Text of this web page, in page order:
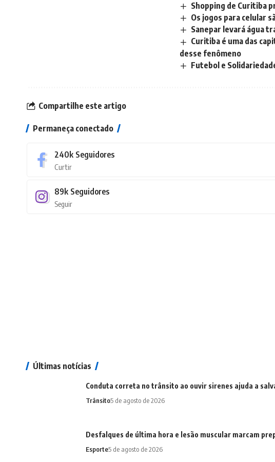
Shopping de Curitiba
Os jogos para celular
Sanepar levará água
Curitiba é uma das
desse fenômeno
Futebol e
Compartilhe este artigo
Permaneça conectado
240k Seguidores
Curtir
89k Seguidores
Seguir
Últimas notícias
Conduta correta no trânsito ao ouvir sirenes ajuda a
Trânsito5 de agosto de 2026
Desfalques de última hora e lesão muscular marcam
Esporte5 de agosto de 2026